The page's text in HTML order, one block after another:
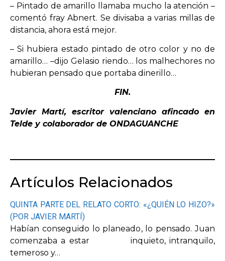
– Pintado de amarillo llamaba mucho la atención –
comentó fray Abnert. Se divisaba a varias millas de
distancia, ahora está mejor.
– Si hubiera estado pintado de otro color y no de
amarillo… –dijo Gelasio riendo… los malhechores no
hubieran pensado que portaba dinerillo…
FIN.
Javier Martí, escritor valenciano afincado en
Telde y colaborador de ONDAGUANCHE
Artículos Relacionados
QUINTA PARTE DEL RELATO CORTO: «¿QUIÉN LO HIZO?»
(POR JAVIER MARTÍ)
Habían conseguido lo planeado, lo pensado. Juan
comenzaba a estar inquieto, intranquilo,
temeroso y…